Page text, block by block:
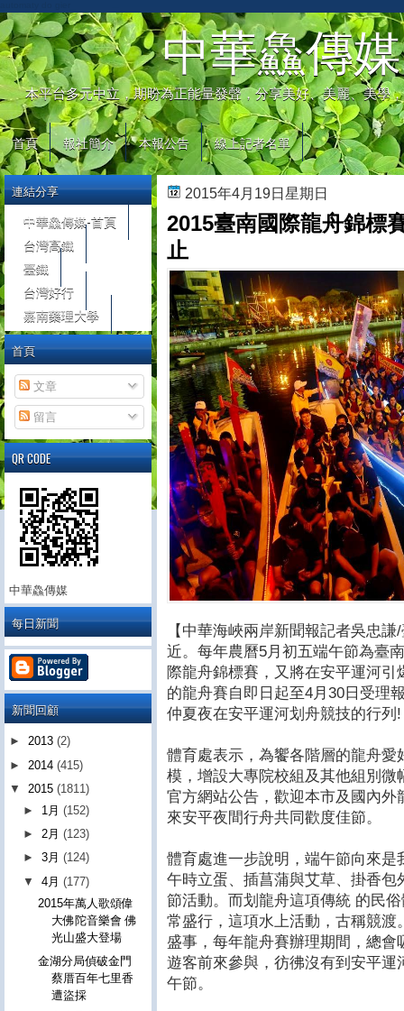
中華鱻傳媒
本平台多元中立，期盼為正能量發聲，分享美好、美麗、美學
首頁 報社簡介 本報公告 線上記者名單
2015年4月19日星期日
2015臺南國際龍舟錦標
止
【中華海峽兩岸新聞報記者吳忠
近。每年農曆5月初五端午節為臺
際龍舟錦標賽，又將在安平運河
的龍舟賽自即日起至4月30日受理
仲夏夜在安平運河划舟競技的行列!
體育處表示，為饗各階層的龍舟
模，增設大專院校組及其他組別
官方網站公告，歡迎本市及國內
來安平夜間行舟共同歡度佳節。
體育處進一步說明，端午節向來
午時立蛋、插菖蒲與艾草、掛香
節活動。而划龍舟這項傳統 的民
常盛行，這項水上活動，古稱競
盛事，每年龍舟賽辦理期間，總
遊客前來參與，彷彿沒有到安平
午節。
連結分享
中華鱻傳媒-首頁
台灣高鐵
臺鐵
台灣好行
嘉南藥理大學
首頁
文章
留言
QR CODE
中華鱻傳媒
每日新聞
新聞回顧
► 2013 (2)
► 2014 (415)
▼ 2015 (1811)
► 1月(152)
►2月(123)
►3月(124)
▼4月(177)
2015年萬人歌頌偉
大佛陀音樂會 佛
光山盛大登場
金湖分局偵破金門
蔡厝百年七里香
遭盜採